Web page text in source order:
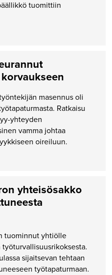
tuomittiin
masennus oli
Ratkaisu
yhteyden
vamma johtaa
oireiluun.
yhteisösakko
tuominnut yhtiölle
sijaitsevan tehtaan
työtapaturmaan.